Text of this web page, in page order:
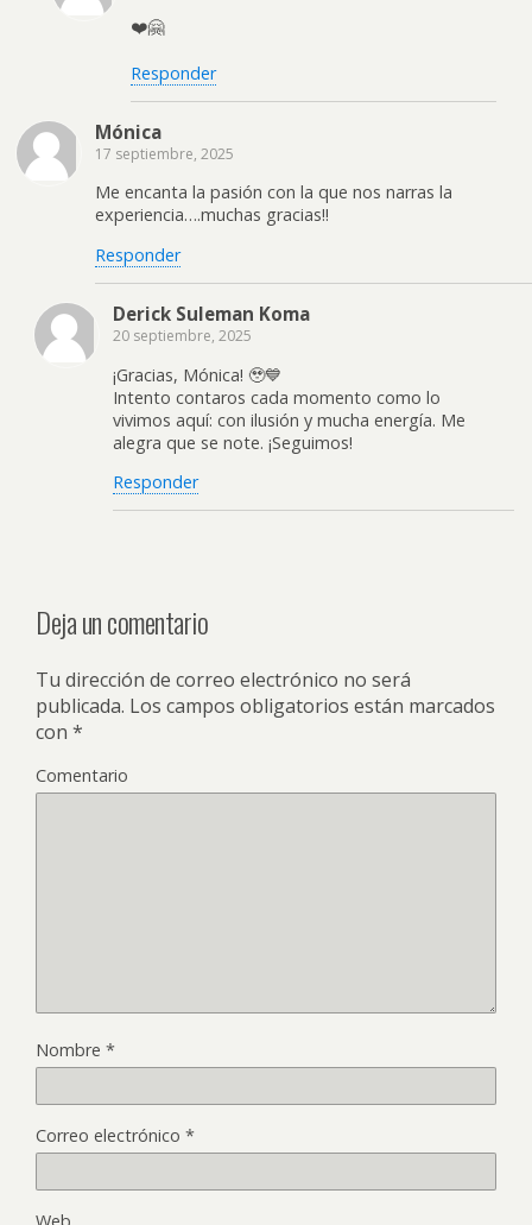
❤️🤗
Responder
Mónica
17 septiembre, 2025
Me encanta la pasión con la que nos narras la
experiencia….muchas gracias!!
Responder
Derick Suleman Koma
20 septiembre, 2025
¡Gracias, Mónica! 🥹💙
Intento contaros cada momento como lo
vivimos aquí: con ilusión y mucha energía. Me
alegra que se note. ¡Seguimos!
Responder
Deja un comentario
Tu dirección de correo electrónico no será
publicada. Los campos obligatorios están marcados
con *
Comentario
Nombre *
Correo electrónico *